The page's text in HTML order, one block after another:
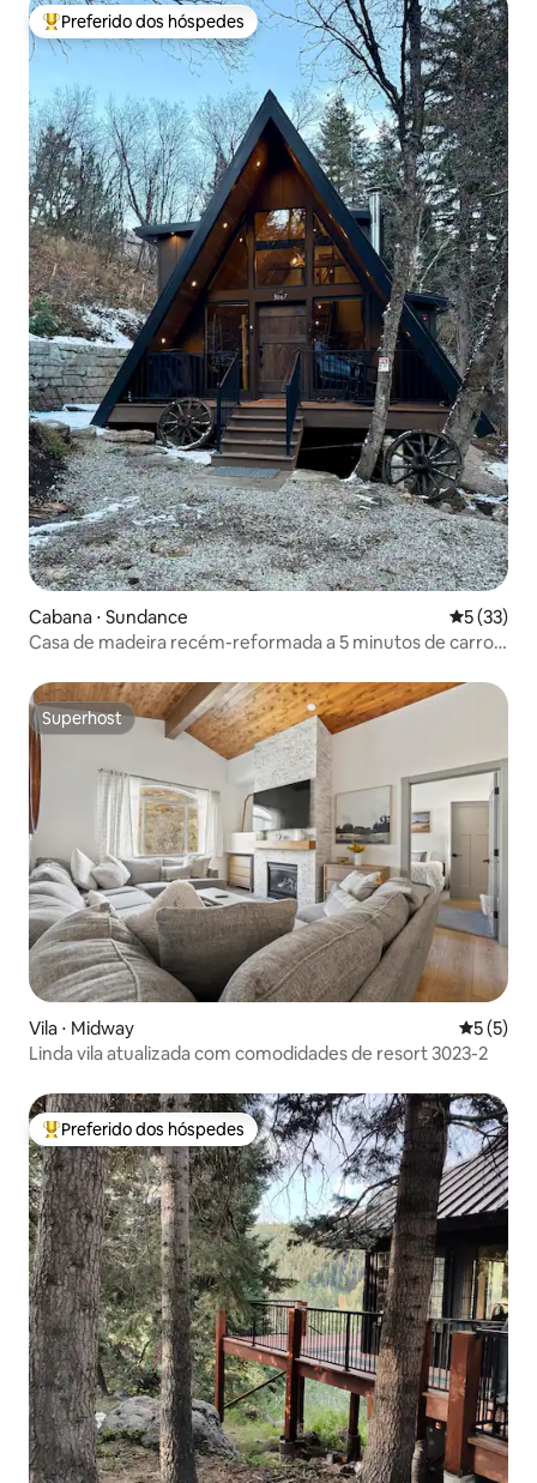
Entre os melhores preferidos dos hóspedes
Preferido dos hóspedes
Cabana ⋅ Sundance 5 de uma
5 (33)
Casa de madeira recém-reformada a 5 minutos de carro
Superhost
Superhost
Vila ⋅ Midway 5 de
5 (5)
Linda vila atualizada com comodidades de resort 3023-2
Entre os melhores preferidos dos hóspedes
Preferido dos hóspedes